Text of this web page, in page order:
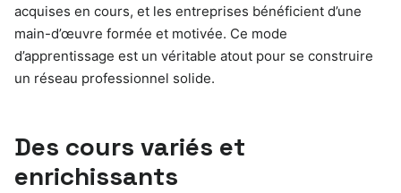
acquises en cours, et les entreprises bénéficient d’une
main-d’œuvre formée et motivée. Ce mode
d’apprentissage est un véritable atout pour se construire
un réseau professionnel solide.
Des cours variés et
enrichissants